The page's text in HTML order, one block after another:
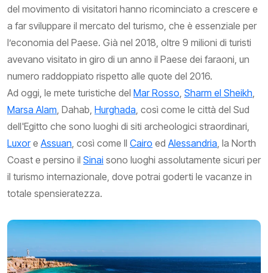
del movimento di visitatori hanno ricominciato a crescere e
a far sviluppare il mercato del turismo, che è essenziale per
l’economia del Paese. Già nel 2018, oltre 9 milioni di turisti
avevano visitato in giro di un anno il Paese dei faraoni, un
numero raddoppiato rispetto alle quote del 2016.
Ad oggi, le mete turistiche del Mar Rosso Sharm el Sheikh
Marsa Alam , Dahab, Hurghada , così come le città del Sud
dell'Egitto che sono luoghi di siti archeologici straordinari,
Luxore Assuan , così come Il Cairo ed Alessandria , la North
Coast e persino il Sinai sono luoghi assolutamente sicuri per
il turismo internazionale, dove potrai goderti le vacanze in
totale spensieratezza.